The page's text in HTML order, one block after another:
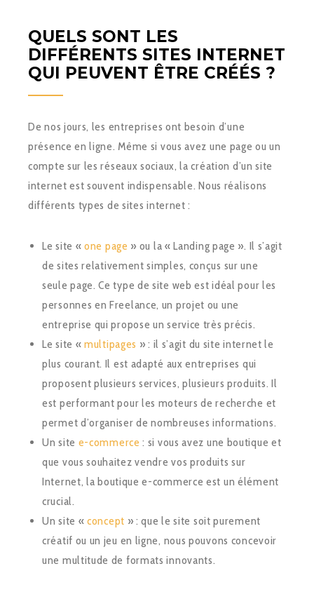
QUELS SONT LES
DIFFÉRENTS SITES INTERNET
QUI PEUVENT ÊTRE CRÉÉS ?
De nos jours, les entreprises ont besoin d’une
présence en ligne. Même si vous avez une page ou un
compte sur les réseaux sociaux, la création d’un site
internet est souvent indispensable. Nous réalisons
différents types de sites internet :
Le site «one page » ou la « Landing page ». Il s’agit
de sites relativement simples, conçus sur une
seule page. Ce type de site web est idéal pour les
personnes en Freelance, un projet ou une
entreprise qui propose un service très précis.
Le site «multipages » : il s’agit du site internet le
plus courant. Il est adapté aux entreprises qui
proposent plusieurs services, plusieurs produits. Il
est performant pour les moteurs de recherche et
permet d’organiser de nombreuses informations.
Un site e-commerce : si vous avez une boutique et
que vous souhaitez vendre vos produits sur
Internet, la boutique e-commerce est un élément
crucial.
Un site « concept » : que le site soit purement
créatif ou un jeu en ligne, nous pouvons concevoir
une multitude de formats innovants.